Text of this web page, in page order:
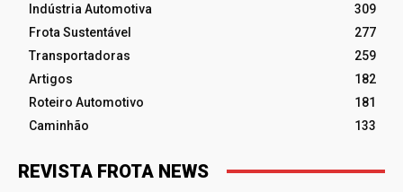
Indústria Automotiva
309
Frota Sustentável
277
Transportadoras
259
Artigos
182
Roteiro Automotivo
181
Caminhão
133
REVISTA FROTA NEWS